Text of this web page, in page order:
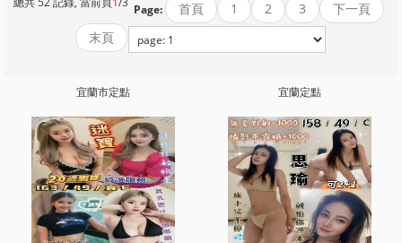
Page: 首頁 1 2 3
下一頁
末頁
宜蘭市定點 宜蘭定點